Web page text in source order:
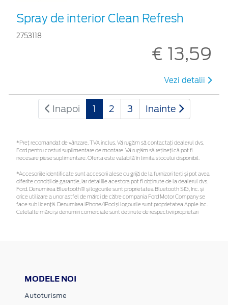
Spray de interior Clean Refresh
2753118
€ 13,59
Vezi detalii
Inapoi 1 2 3 Inainte
*Preţ recomandat de vânzare, TVA inclus. Vă rugăm să contactaţi dealerul dvs.
Ford pentru costuri suplimentare de montare. Vă rugăm să rețineți că pot fi
necesare piese suplimentare. Oferta este valabilă în limita stocului disponibil.
*Accesoriile identificate sunt accesorii alese cu grijă de la furnizori terți și pot avea
diferite condiții de garanție, iar detaliile acestora pot fi obținute de la dealerul dvs.
Ford. Denumirea Bluetooth® și logourile sunt proprietatea Bluetooth SIG, Inc. și
orice utilizare a unor astfel de mărci de către compania Ford Motor Company se
face sub licență. Denumirea iPhone/iPod și logourile sunt proprietatea Apple Inc.
Celelalte mărci și denumiri comerciale sunt deținute de respectivii proprietari
MODELE NOI
Autoturisme